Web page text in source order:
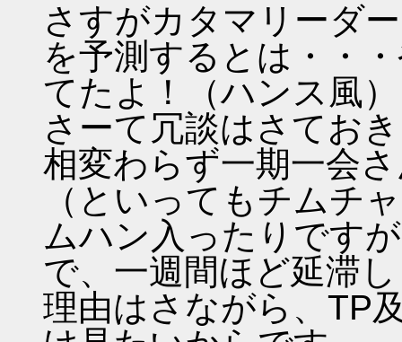
さすがカタマリーダ
を予測するとは・・
てたよ！（ハンス風）
さーて冗談はさてお
相変わらず一期一会
（といってもチムチ
ムハン入ったりです
で、一週間ほど延滞
理由はさながら、TP